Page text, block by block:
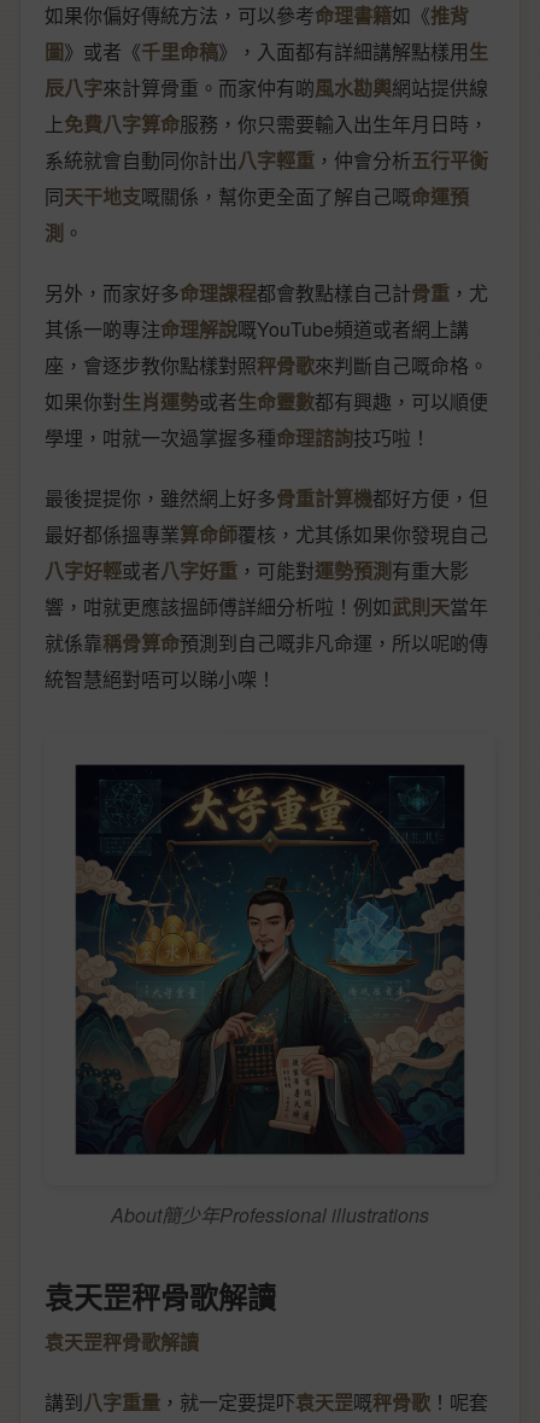
如果你偏好傳統方法，可以參考命理書籍如《推背
圖》或者《千里命稿》，入面都有詳細講解點樣用生
辰八字來計算骨重。而家仲有啲風水勘輿網站提供線
上免費八字算命服務，你只需要輸入出生年月日時，
系統就會自動同你計出八字輕重 ，仲會分析五行平衡
同天干地支嘅關係，幫你更全面了解自己嘅命運預
測 。
另外，而家好多命理課程都會教點樣自己計骨重 ，尤
其係一啲專注命理解說嘅YouTube頻道或者網上講
座，會逐步教你點樣對照秤骨歌來判斷自己嘅命格。
如果你對生肖運勢或者生命靈數都有興趣，可以順便
學埋，咁就一次過掌握多種命理諮詢技巧啦！
最後提提你，雖然網上好多骨重計算機都好方便，但
最好都係搵專業算命師覆核，尤其係如果你發現自己
八字好輕或者八字好重 ，可能對運勢預測有重大影
響，咁就更應該搵師傅詳細分析啦！例如武則天當年
就係靠稱骨算命預測到自己嘅非凡命運，所以呢啲傳
統智慧絕對唔可以睇小㗎！
About簡少年Professional illustrations
袁天罡秤骨歌解讀
袁天罡秤骨歌解讀
講到八字重量 ，就一定要提吓袁天罡嘅秤骨歌 ！呢套